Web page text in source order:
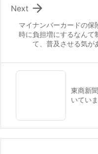
マイナンバーカードの保
時に負担増にするなんて
て、普及させる気が

Next
東商新
いていま